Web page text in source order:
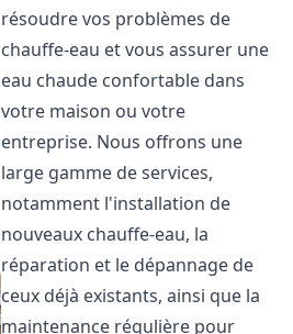
résoudre vos problèmes de
chauffe-eau et vous assurer une
eau chaude confortable dans
votre maison ou votre
entreprise. Nous offrons une
large gamme de services,
notamment l'installation de
nouveaux chauffe-eau, la
réparation et le dépannage de
ceux déjà existants, ainsi que la
maintenance régulière pour